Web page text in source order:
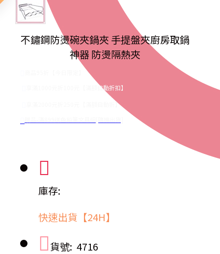
不鏽鋼防燙碗夾鍋夾 手提盤夾廚房取鍋
神器 防燙隔熱夾
享滿1000元折100元【滿額自動折扣】
享滿2000元折250元【滿額自動折】
庫存:
快速出貨【24H】
貨號: 4716